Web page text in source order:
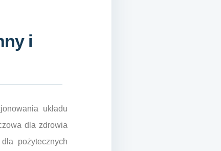
i
układu
dla zdrowia
pożytecznych